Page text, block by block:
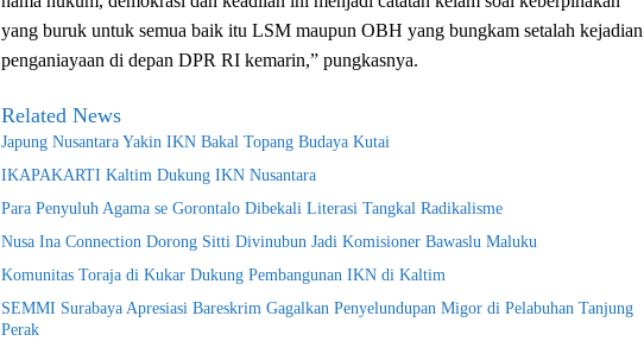
yang buruk untuk semua baik itu LSM maupun OBH yang bungkam setalah kejadian
penganiayaan di depan DPR RI kemarin,” pungkasnya.
Related News
Japung Nusantara Yakin IKN Bakal Topang Budaya Kutai
IKAPAKARTI Kaltim Dukung IKN Nusantara
Para Penyuluh Agama se Gorontalo Dibekali Literasi Tangkal Radikalisme
Nusa Ina Connection Dorong Sitti Divinubun Jadi Komisioner Bawaslu Maluku
Komunitas Toraja di Kukar Dukung Pembangunan IKN di Kaltim
SEMMI Surabaya Apresiasi Bareskrim Gagalkan Penyelundupan Migor di Pelabuhan Tanjung
Perak